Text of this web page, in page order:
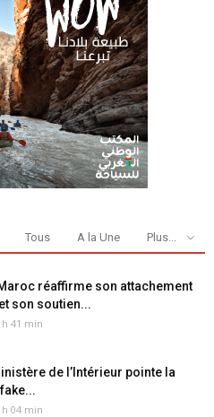
Tous A la Une Plus...
réaffirme son attachement
son soutien...
h 41 min
de l’Intérieur pointe la
h 04 min